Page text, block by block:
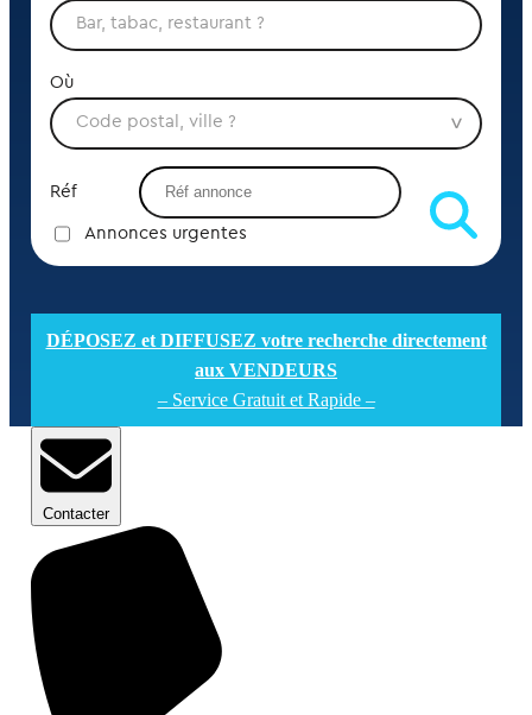
Où
Réf
Annonces urgentes
DÉPOSEZ et DIFFUSEZ votre recherche directement
aux VENDEURS
– Service Gratuit et Rapide –
Contacter